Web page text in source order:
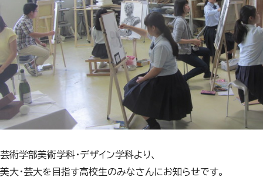
芸術学部美術学科・デザイン学科より、
美大・芸大を目指す高校生のみなさんにお知らせです。